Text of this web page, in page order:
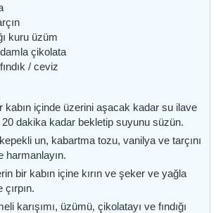
kuru üzüm
damla çikolata
fındık / ceviz
kabın içinde üzerini aşacak kadar su ilave
20 dakika kadar bekletip suyunu süzün.
un, kabartma tozu, vanilya ve tarçını
harmanlayın.
bir kabın içine kırın ve şeker ve yağla
karışımı, üzümü, çikolatayı ve fındığı